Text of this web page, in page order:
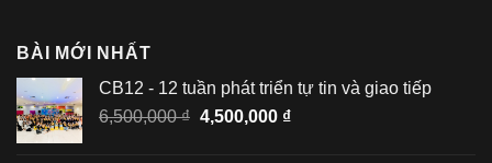
BÀI MỚI NHẤT
CB12 - 12 tuần phát triển tự tin và giao tiếp
6,500,000₫ Giá
4,500,000 ₫Giá